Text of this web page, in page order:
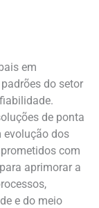
em
do setor
de ponta
evolução dos
com
aprimorar a
e do meio